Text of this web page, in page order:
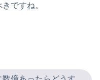
ですね。